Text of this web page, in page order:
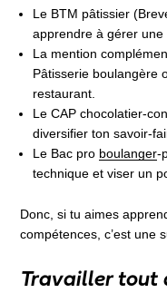
Le BTM pâtissier
apprendre à gérer une
La mention
Pâtisserie boulangère
restaurant.
Le CAP chocolatier-
diversifier ton savoir-
Le Bac pro boulanger-
technique et viser un
Donc, si tu aimes
compétences, c’est une
Travailler tout